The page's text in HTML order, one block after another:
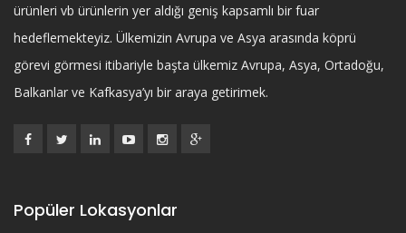
ürünleri vb ürünlerin yer aldığı geniş kapsamlı bir fuar
hedeflemekteyiz. Ülkemizin Avrupa ve Asya arasında köprü
görevi görmesi itibariyle başta ülkemiz Avrupa, Asya, Ortadoğu,
Balkanlar ve Kafkasya’yı bir araya getirimek.
Popüler Lokasyonlar